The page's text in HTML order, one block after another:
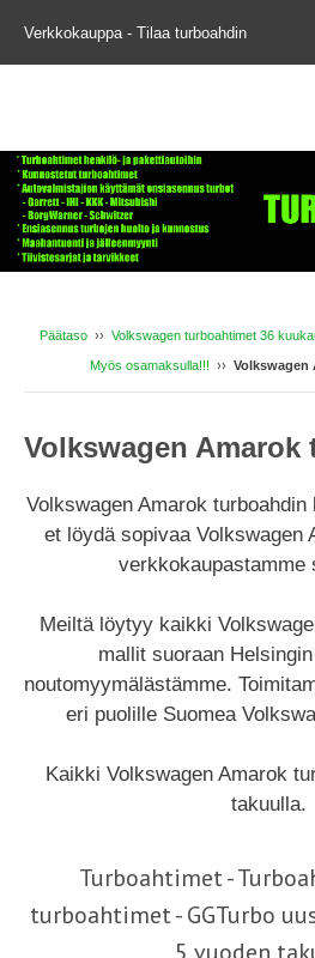
Verkkokauppa - Tilaa turboahdin
Päätaso ›› Volkswagen turboahtimet 36
Myös osamaksulla!!! ›› Volkswagen
Volkswagen Amarok
Volkswagen Amarok
et löydä sopivaa Volkswagen
verkkokaupastamme
Meiltä löytyy kaikki
mallit suoraan
noutomyymälästämme.
eri puolille Suomea
Kaikki Volkswagen Amarok
takuulla.
Turboahtimet -
turboahtimet - GGTurbo
5 vuoden